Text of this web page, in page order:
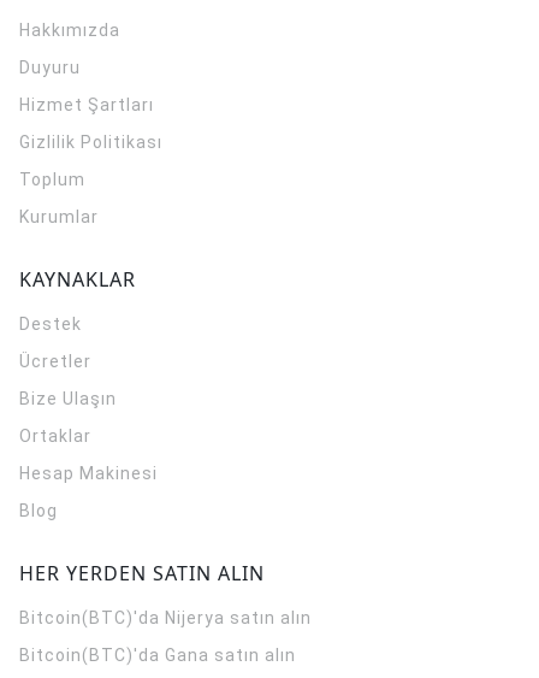
Hakkımızda
Duyuru
Hizmet Şartları
Gizlilik Politikası
Toplum
Kurumlar
KAYNAKLAR
Destek
Ücretler
Bize Ulaşın
Ortaklar
Hesap Makinesi
Blog
HER YERDEN SATIN ALIN
Bitcoin(BTC)'da Nijerya satın alın
Bitcoin(BTC)'da Gana satın alın